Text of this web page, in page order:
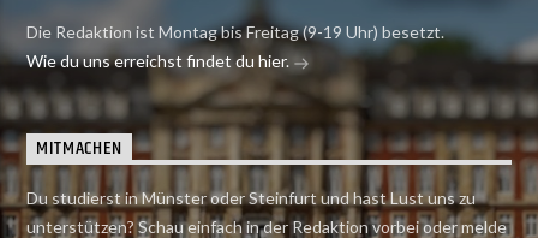
Die Redaktion ist Montag bis Freitag (9-19 Uhr) besetzt.
Wie du uns erreichst findet du hier.
MITMACHEN
Du studierst in Münster oder Steinfurt und hast Lust uns zu
unterstützen? Schau einfach in der Redaktion vorbei oder melde